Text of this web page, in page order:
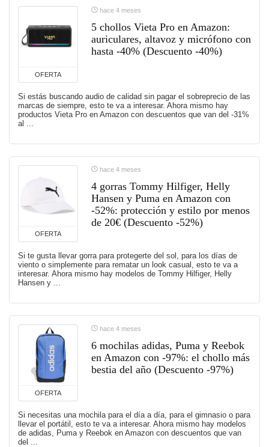
OFERTA
hace 4 meses
5 chollos Vieta Pro en Amazon:
auriculares, altavoz y micrófono con
hasta -40% (Descuento -40%)
Si estás buscando audio de calidad sin pagar el sobreprecio de las
marcas de siempre, esto te va a interesar. Ahora mismo hay
productos Vieta Pro en Amazon con descuentos que van del -31%
al ...
OFERTA
hace 4 meses
4 gorras Tommy Hilfiger, Helly
Hansen y Puma en Amazon con
-52%: protección y estilo por menos
de 20€ (Descuento -52%)
Si te gusta llevar gorra para protegerte del sol, para los días de
viento o simplemente para rematar un look casual, esto te va a
interesar. Ahora mismo hay modelos de Tommy Hilfiger, Helly
Hansen y ...
OFERTA
hace 4 meses
6 mochilas adidas, Puma y Reebok
en Amazon con -97%: el chollo más
bestia del año (Descuento -97%)
Si necesitas una mochila para el día a día, para el gimnasio o para
llevar el portátil, esto te va a interesar. Ahora mismo hay modelos
de adidas, Puma y Reebok en Amazon con descuentos que van
del ...